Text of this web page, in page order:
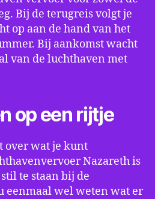
Bij de terugreis volgt je
op aan de hand van het
Bij aankomst wacht
van de luchthaven met
op een rijtje
over wat je kunt
Nazareth is
te staan bij de
eenmaal wel weten wat er